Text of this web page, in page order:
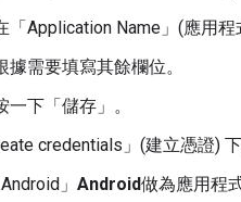
「Application Name」(應用程
據需要填寫其餘欄位。
一下「儲存」 。
credentials」(建立憑證)
」 Android做為應用程